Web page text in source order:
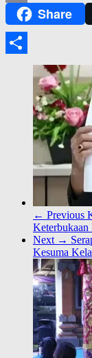
Copy
Link
Share
← Previous
Next →
Kesuma